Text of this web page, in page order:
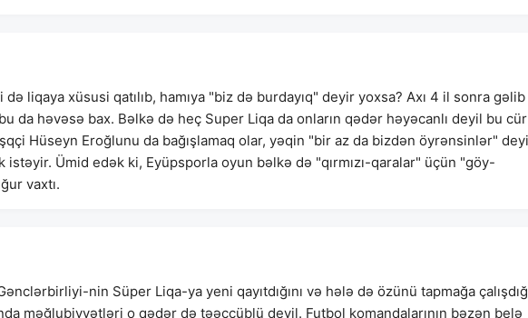
liqaya xüsusi qatılıb, hamıya "biz də burdayıq" deyir yoxsa? Axı 4 il sonra
da həvəsə bax. Bəlkə də heç Super Liqa da onların qədər həyəcanlı deyil bu cür
Hüseyn Eroğlunu da bağışlamaq olar, yəqin "bir az da bizdən öyrənsinlər"
Ümid edək ki, Eyüpsporla oyun bəlkə də "qırmızı-qaralar" üçün "göy-
vaxtı.
nin Süper Liqa-ya yeni qayıtdığını və hələ də özünü tapmağa
məğlubiyyətləri o qədər də təəccüblü deyil. Futbol komandalarının bəzən belə